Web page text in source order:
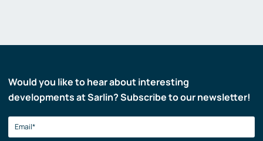
Would you like to hear about interesting
developments at Sarlin? Subscribe to our newsletter!